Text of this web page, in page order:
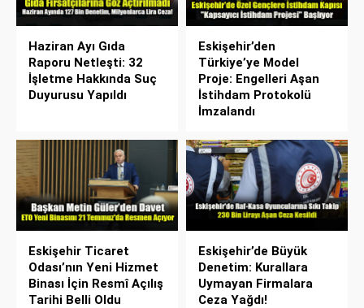
Haziran Ayı Gıda
Raporu Netleşti: 32
İşletme Hakkında Suç
Duyurusu Yapıldı
Eskişehir’den
Türkiye’ye Model
Proje: Engelleri Aşan
İstihdam Protokolü
İmzalandı
Eskişehir Ticaret
Odası’nın Yeni Hizmet
Binası İçin Resmî Açılış
Tarihi Belli Oldu
Eskişehir’de Büyük
Denetim: Kurallara
Uymayan Firmalara
Ceza Yağdı!